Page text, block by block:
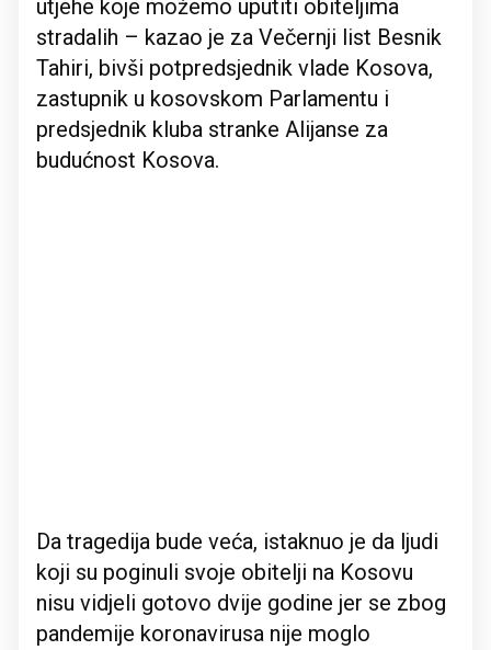
utjehe koje možemo uputiti obiteljima
stradalih – kazao je za Večernji list Besnik
Tahiri, bivši potpredsjednik vlade Kosova,
zastupnik u kosovskom Parlamentu i
predsjednik kluba stranke Alijanse za
budućnost Kosova.
Da tragedija bude veća, istaknuo je da ljudi
koji su poginuli svoje obitelji na Kosovu
nisu vidjeli gotovo dvije godine jer se zbog
pandemije koronavirusa nije moglo